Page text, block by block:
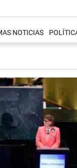
NOTICIAS